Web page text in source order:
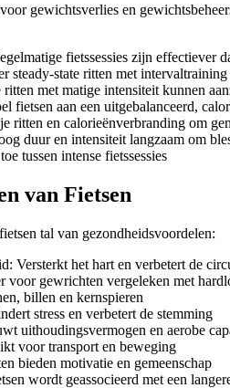
gewichtsverlies en
fietssessies zijn effectiever
steady-state ritten met intervaltraining
met matige intensiteit kunnen
fietsen aan een uitgebalanceerd,
ritten en calorieënverbranding om
duur en intensiteit langzaam om
tussen intense fietssessies
van Fietsen
tal van gezondheidsvoordelen:
Versterkt het hart en verbetert de
voor gewrichten vergeleken met
billen en kernspieren
stress en verbetert de stemming
uithoudingsvermogen en aerobe
voor transport en beweging
bieden motivatie en gemeenschap
wordt geassocieerd met een